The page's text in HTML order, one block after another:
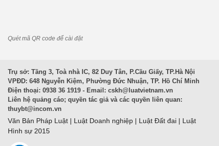
Quét mã QR code để cài đặt
Trụ sở: Tầng 3, Toà nhà IC, 82 Duy Tân, P.Cầu Giấy, TP.Hà Nội
VPĐD: 648 Nguyễn Kiệm, Phường Đức Nhuận, TP. Hồ Chí Minh
Điện thoại: 0938 36 1919 - Email: cskh@luatvietnam.vn
Liên hệ quảng cáo; quyền tác giả và các quyền liên quan:
thuybt@incom.vn
Văn Bản Pháp Luật | Luật Doanh nghiệp | Luật Đất đai | Luật
Hình sự 2015